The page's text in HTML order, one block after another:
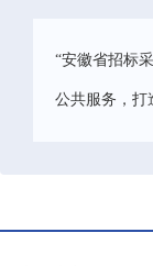
“安徽省招标
公共服务，打